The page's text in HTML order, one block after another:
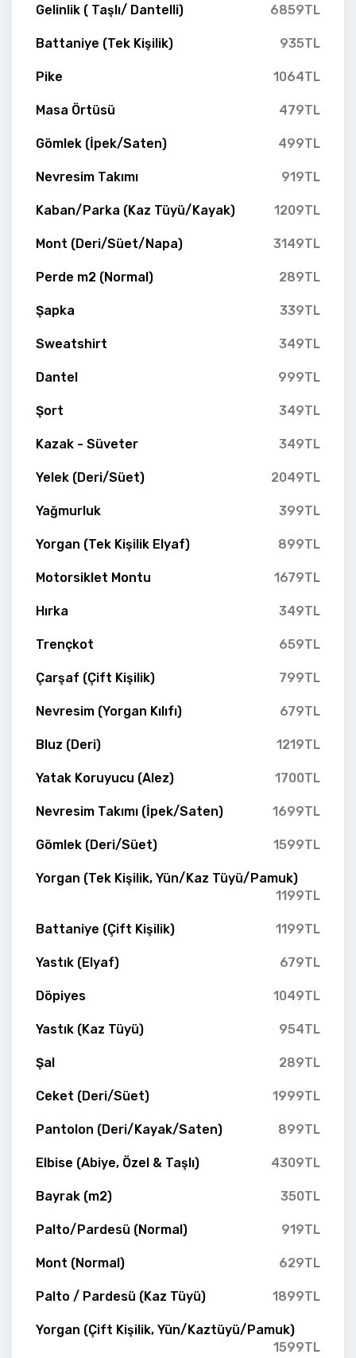
Gelinlik ( Taşlı/ Dantelli) 6859TL
Battaniye (Tek Kişilik) 935TL
Pike 1064TL
Masa Örtüsü 479TL
Gömlek (İpek/Saten) 499TL
Nevresim Takımı 919TL
Kaban/Parka (Kaz Tüyü/Kayak) 1209TL
Mont (Deri/Süet/Napa) 3149TL
Perde m2 (Normal) 289TL
Şapka 339TL
Sweatshirt 349TL
Dantel 999TL
Şort 349TL
Kazak - Süveter 349TL
Yelek (Deri/Süet) 2049TL
Yağmurluk 399TL
Yorgan (Tek Kişilik Elyaf) 899TL
Motorsiklet Montu 1679TL
Hırka 349TL
Trençkot 659TL
Çarşaf (Çift Kişilik) 799TL
Nevresim (Yorgan Kılıfı) 679TL
Bluz (Deri) 1219TL
Yatak Koruyucu (Alez) 1700TL
Nevresim Takımı (İpek/Saten) 1699TL
Gömlek (Deri/Süet) 1599TL
Yorgan (Tek Kişilik, Yün/Kaz Tüyü/Pamuk)
1199TL
Battaniye (Çift Kişilik) 1199TL
Yastık (Elyaf) 679TL
Döpiyes 1049TL
Yastık (Kaz Tüyü) 954TL
Şal 289TL
Ceket (Deri/Süet) 1999TL
Pantolon (Deri/Kayak/Saten) 899TL
Elbise (Abiye, Özel & Taşlı) 4309TL
Bayrak (m2) 350TL
Palto/Pardesü (Normal) 919TL
Mont (Normal) 629TL
Palto / Pardesü (Kaz Tüyü) 1899TL
Yorgan (Çift Kişilik, Yün/Kaztüyü/Pamuk)
1599TL